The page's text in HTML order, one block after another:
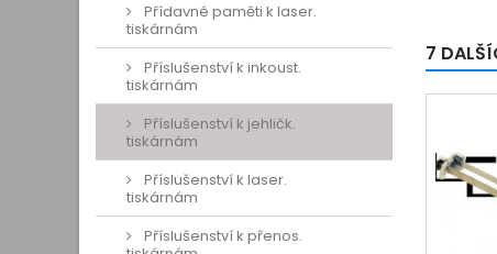
Přídavné paměti k laser.
tiskárnám
Příslušenství k inkoust.
tiskárnám
Příslušenství k jehličk.
tiskárnám
Příslušenství k laser.
tiskárnám
Příslušenství k přenos.
7